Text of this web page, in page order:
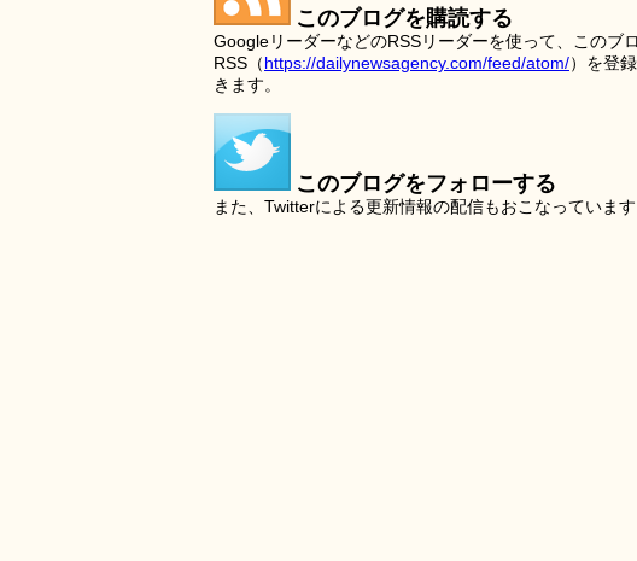
このブログを購読する
GoogleリーダーなどのRSSリーダーを使って、このブ
RSS（https://dailynewsagency.com/feed/atom/）を登
きます。
このブログをフォローする
また、Twitterによる更新情報の配信もおこなっていま